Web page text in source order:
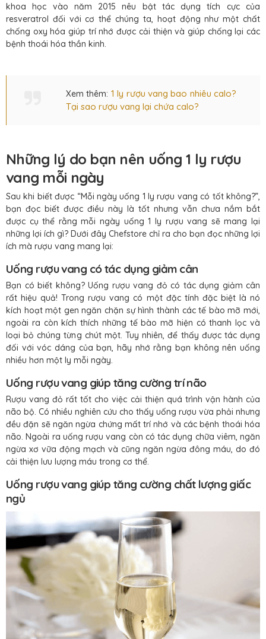
khoa học vào năm 2015 nêu bật tác dụng tích cực của
resveratrol đối với cơ thể chúng ta, hoạt động như một chất
chống oxy hóa giúp trí nhớ được cải thiện và giúp chống lại các
bệnh thoái hóa thần kinh.
Xem thêm: 1 ly rượu vang bao nhiêu calo?
Tại sao rượu vang lại chứa calo?
Những lý do bạn nên uống 1 ly rượu
vang mỗi ngày
Sau khi biết được “Mỗi ngày uống 1 ly rượu vang có tốt không?”,
bạn đọc biết được điều này là tốt nhưng vẫn chưa nắm bắt
được cụ thể rằng mỗi ngày uống 1 ly rượu vang sẽ mang lại
những lợi ích gì? Dưới đây Chefstore chỉ ra cho bạn đọc những lợi
ích mà rượu vang mang lại:
Uống rượu vang có tác dụng giảm cân
Bạn có biết không? Uống rượu vang đỏ có tác dụng giảm cân
rất hiệu quả! Trong rượu vang có một đặc tính đặc biệt là nó
kích hoạt một gen ngăn chặn sự hình thành các tế bào mỡ mới,
ngoài ra còn kích thích những tế bào mỡ hiện có thanh lọc và
loại bỏ chúng từng chút một. Tuy nhiên, để thấy được tác dụng
đối với vóc dáng của bạn, hãy nhớ rằng bạn không nên uống
nhiều hơn một ly mỗi ngày.
Uống rượu vang giúp tăng cường trí não
Rượu vang đỏ rất tốt cho việc cải thiện quá trình vận hành của
não bộ. Có nhiều nghiên cứu cho thấy uống rượu vừa phải nhưng
đều đặn sẽ ngăn ngừa chứng mất trí nhớ và các bệnh thoái hóa
não. Ngoài ra uống rượu vang còn có tác dụng chữa viêm, ngăn
ngừa xơ vữa động mạch và cũng ngăn ngừa đông máu, do đó
cải thiện lưu lượng máu trong cơ thể.
Uống rượu vang giúp tăng cường chất lượng giấc
ngủ